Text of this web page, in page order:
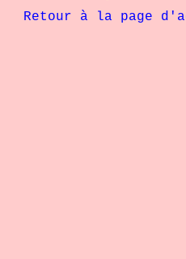
Retour à la page